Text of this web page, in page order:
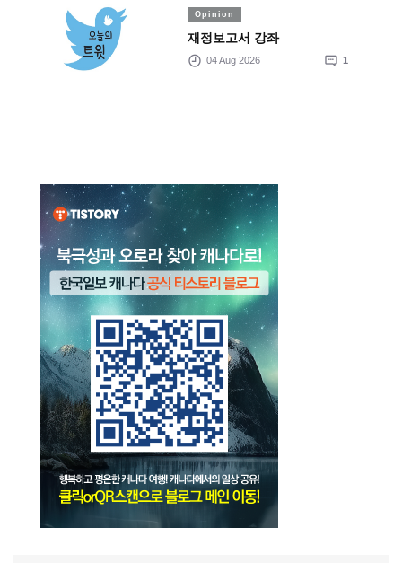
Opinion
재정보고서 강좌
04 Aug 2026 1